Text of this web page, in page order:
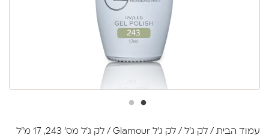
עמוד הבית / לק ג'ל / לק ג'ל Glamour
/ לק ג'ל מס' 243, 17 מ"ל